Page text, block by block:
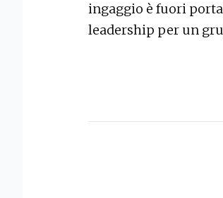
ingaggio è fuori
leadership per un